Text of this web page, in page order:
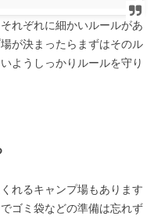
れぞれに細かいルールがあ
が決まったらまずはそのル
ようしっかりルールを守り
れるキャンプ場もあります
ゴミ袋などの準備は忘れず